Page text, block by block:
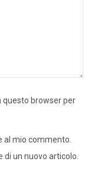
questo browser per
al mio commento.
un nuovo articolo.